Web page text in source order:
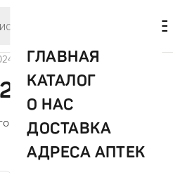
ГЛАВНАЯ
КАТАЛОГ
О НАС
ДОСТАВКА
АДРЕСА АПТЕК
товара